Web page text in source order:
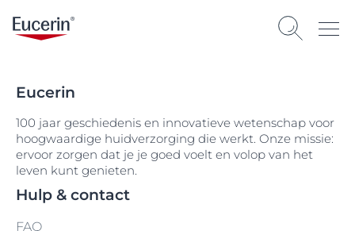
Eucerin
100 jaar geschiedenis en innovatieve wetenschap voor
hoogwaardige huidverzorging die werkt. Onze missie:
ervoor zorgen dat je je goed voelt en volop van het
leven kunt genieten.
Hulp & contact
FAQ